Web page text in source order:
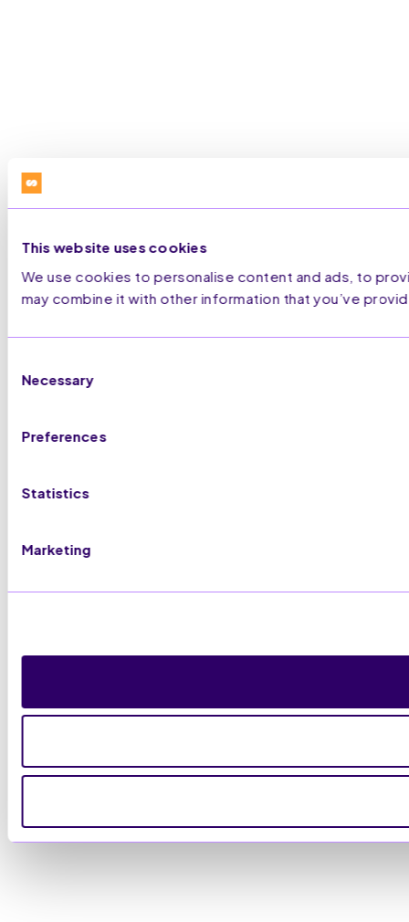
This website uses cookies
We use cookies to personalise content and ads, to
may combine it with other information that you’ve
Selection
Necessary
Preferences
Statistics
Marketing